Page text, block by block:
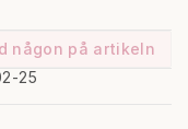
någon på artikeln
25